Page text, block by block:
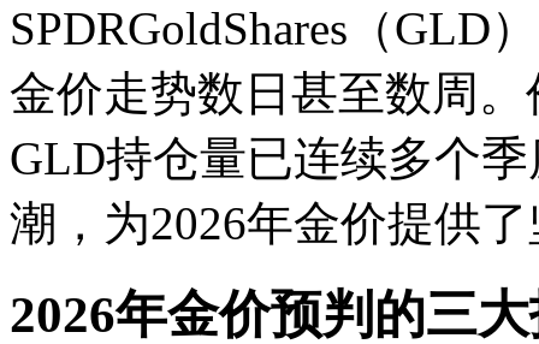
SPDRGoldShares（GLD
金价走势数日甚至数周
GLD持仓量已连续多个
潮，为2026年金价提供
2026年金价预判的三